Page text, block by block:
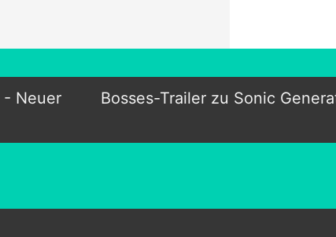
- Neuer
Bosses-Trailer zu Sonic